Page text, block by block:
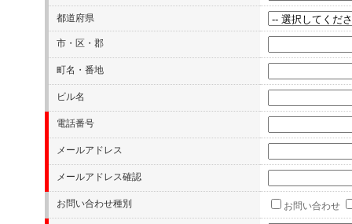
都道府県
市・区・郡
町名・番地
ビル名
電話番号
メールアドレス
メールアドレス確認
お問い合わせ種別 お問い合わせ